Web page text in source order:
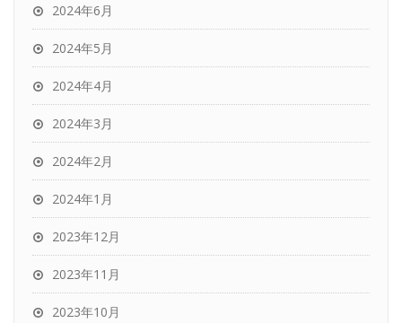
2024年6月
2024年5月
2024年4月
2024年3月
2024年2月
2024年1月
2023年12月
2023年11月
2023年10月